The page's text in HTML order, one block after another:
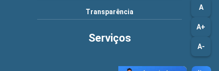
A
A+
A-
Transparência
Serviços